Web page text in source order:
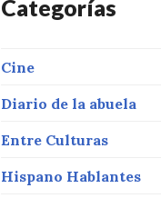
Categorías
Cine
Diario de la abuela
Entre Culturas
Hispano Hablantes